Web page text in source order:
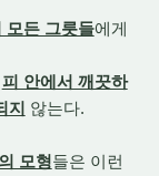
모든 그릇들에게
피 안에서 깨끗하
지 않는다.
모형들은 이런